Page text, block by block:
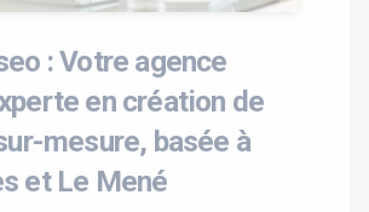
: Votre agence
en création de
mesure, basée à
et Le Mené